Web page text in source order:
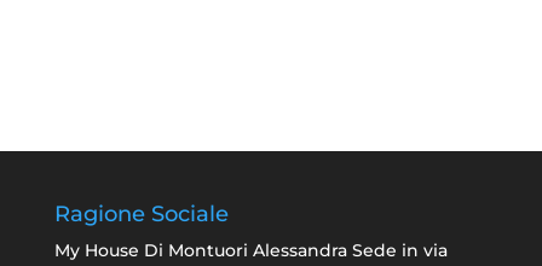
Ragione Sociale
My House Di Montuori Alessandra Sede in via